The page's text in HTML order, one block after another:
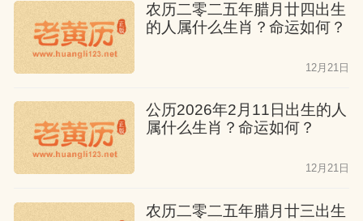
农历二零二五年腊月廿四出生
的人属什么生肖？命运如何？
12月21日
公历2026年2月11日出生的人
属什么生肖？命运如何？
12月21日
农历二零二五年腊月廿三出生